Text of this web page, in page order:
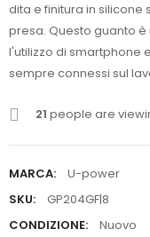
dita e finitura in
presa. Questo guanto
l'utilizzo di smartphone
sempre connessi sul
21 people are
MARCA:
U-power
SKU:
GP204GF|8
CONDIZIONE:
Nuovo